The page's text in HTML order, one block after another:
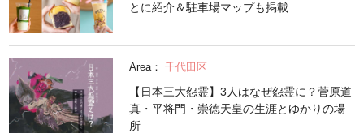
とに紹介＆駐車場マップも掲載
Area： 千代田区
【日本三大怨霊】3人はなぜ怨霊に？菅原道
真・平将門・崇徳天皇の生涯とゆかりの場
所